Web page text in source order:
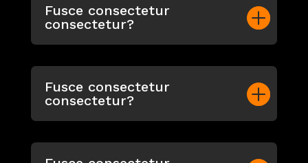
Fusce consectetur
consectetur?
Fusce consectetur
consectetur?